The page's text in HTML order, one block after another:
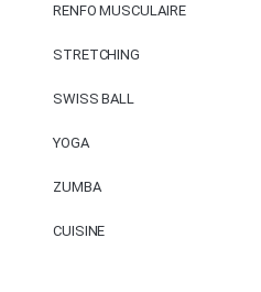
RENFO MUSCULAIRE
STRETCHING
SWISS BALL
YOGA
ZUMBA
CUISINE